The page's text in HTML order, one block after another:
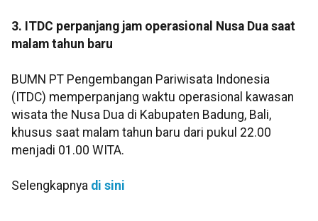
3. ITDC perpanjang jam operasional Nusa Dua saat
malam tahun baru
BUMN PT Pengembangan Pariwisata Indonesia
(ITDC) memperpanjang waktu operasional kawasan
wisata the Nusa Dua di Kabupaten Badung, Bali,
khusus saat malam tahun baru dari pukul 22.00
menjadi 01.00 WITA.
Selengkapnya di sini